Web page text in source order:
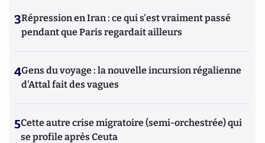
3Répression en Iran : ce qui s'est vraiment passé
pendant que Paris regardait ailleurs
4Gens du voyage : la nouvelle incursion régalienne
d'Attal fait des vagues
5Cette autre crise migratoire (semi-orchestrée) qui
se profile après Ceuta